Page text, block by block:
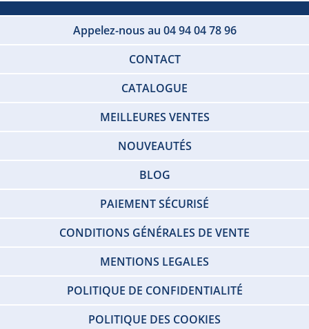
Appelez-nous au 04 94 04 78 96
CONTACT
CATALOGUE
MEILLEURES VENTES
NOUVEAUTÉS
BLOG
PAIEMENT SÉCURISÉ
CONDITIONS GÉNÉRALES DE VENTE
MENTIONS LEGALES
POLITIQUE DE CONFIDENTIALITÉ
POLITIQUE DES COOKIES